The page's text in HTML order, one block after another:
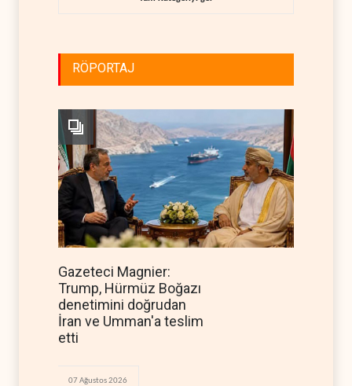
RÖPORTAJ
Gazeteci Magnier:
Trump, Hürmüz Boğazı
denetimini doğrudan
İran ve Umman'a teslim
etti
07 Ağustos 2026